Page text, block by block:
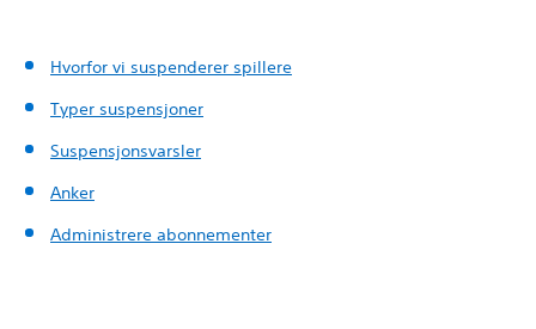
Hvorfor vi suspenderer spillere
Typer suspensjoner
Suspensjonsvarsler
Anker
Administrere abonnementer